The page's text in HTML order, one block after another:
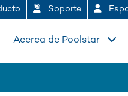
Soporte
Acerca de Poolstar